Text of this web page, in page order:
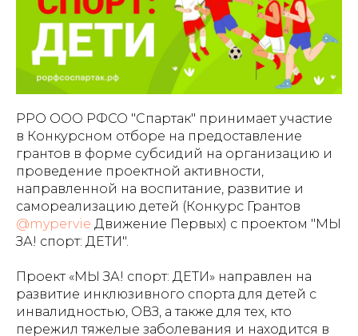
РРО ООО РФСО "Спартак" принимает участие
в Конкурсном отборе на предоставление
грантов в форме субсидий на организацию и
проведение проектной активности,
направленной на воспитание, развитие и
самореализацию детей (Конкурс Грантов
@mypervie Движение Первых) с проектом "МЫ
ЗА! спорт: ДЕТИ".
Проект «МЫ ЗА! спорт: ДЕТИ» направлен на
развитие инклюзивного спорта для детей с
инвалидностью, ОВЗ, а также для тех, кто
пережил тяжелые заболевания и находится в